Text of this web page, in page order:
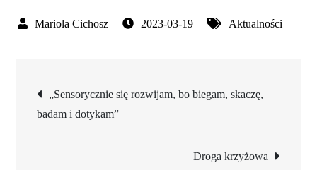
2023-03-19 Aktualności
Nawigacja
wpisu
„Sensorycznie się rozwijam, bo biegam, skaczę,
badam i dotykam”
Droga krzyżowa